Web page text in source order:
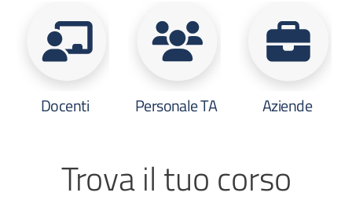
Docenti Personale TA Aziende
Trova il tuo corso